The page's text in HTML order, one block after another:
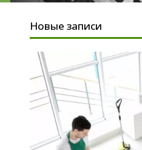
Новые записи